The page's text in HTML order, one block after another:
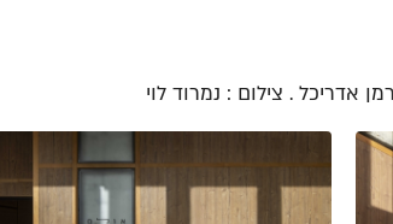
אדריכל . צילום : נמרוד לוי